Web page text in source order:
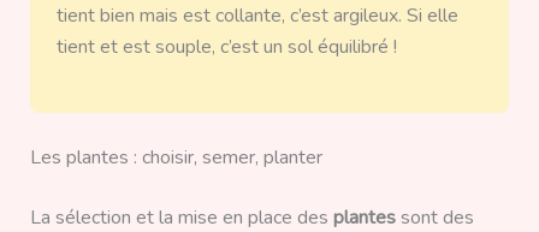
tient bien mais est collante, c’est argileux. Si elle
tient et est souple, c’est un sol équilibré !
Les plantes : choisir, semer, planter
La sélection et la mise en place des plantessont des